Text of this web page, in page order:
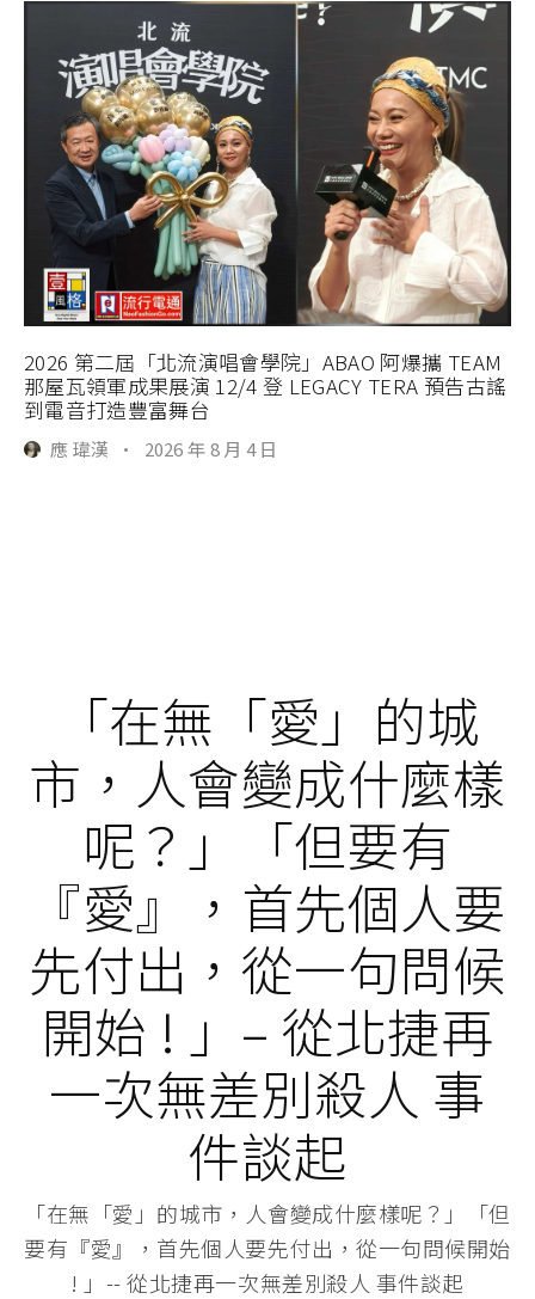
2026 第二屆「北流演唱會學院」ABAO 阿爆攜 TEAM
那屋瓦領軍成果展演 12/4 登 LEGACY TERA 預告古謠
到電音打造豐富舞台
應 瑋漢 · 2026 年 8 月 4 日
「在無「愛」的城
市，人會變成什麼樣
呢？」「但要有
『愛』，首先個人要
先付出，從一句問候
開始 ! 」– 從北捷再
一次無差別殺人 事
件談起
「在無「愛」的城市，人會變成什麼樣呢？」「但
要有『愛』，首先個人要先付出，從一句問候開始
! 」-- 從北捷再一次無差別殺人 事件談起